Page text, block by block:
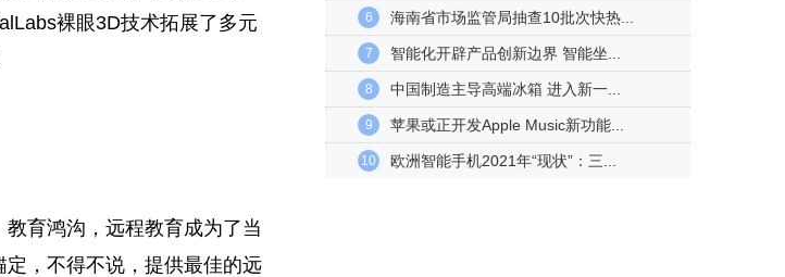
裸眼3D技术拓展了多元
育鸿沟，远程教育成为了当
，不得不说，提供最佳的远
6 海南省市场监管局抽查10批次快热...
7 智能化开辟产品创新边界 智能坐...
8 中国制造主导高端冰箱 进入新一...
9 苹果或正开发Apple Music新功能...
10 欧洲智能手机2021年“现状”：三...